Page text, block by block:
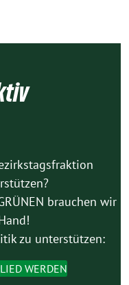
brauchen wir
zu unterstützen:
WERDEN